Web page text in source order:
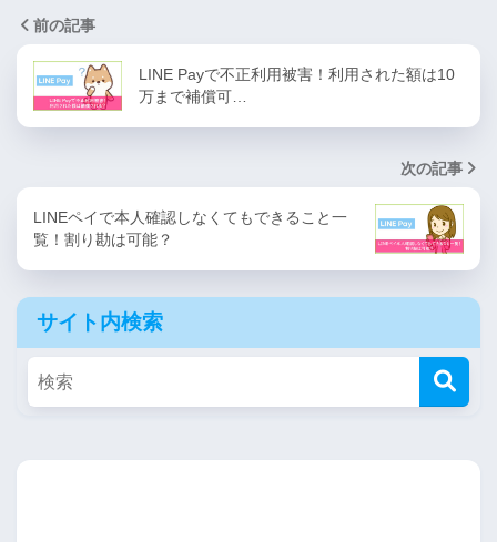
前の記事
LINE Payで不正利用被害！利用された額は10
万まで補償可…
次の記事
LINEペイで本人確認しなくてもできること一
覧！割り勘は可能？
サイト内検索